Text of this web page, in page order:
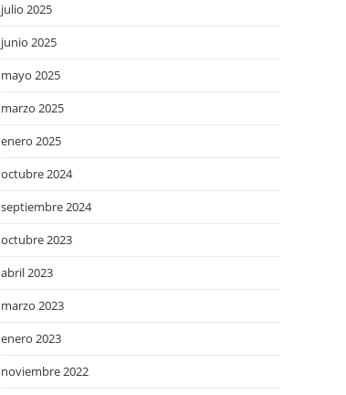
julio 2025
junio 2025
mayo 2025
marzo 2025
enero 2025
octubre 2024
septiembre 2024
octubre 2023
abril 2023
marzo 2023
enero 2023
noviembre 2022